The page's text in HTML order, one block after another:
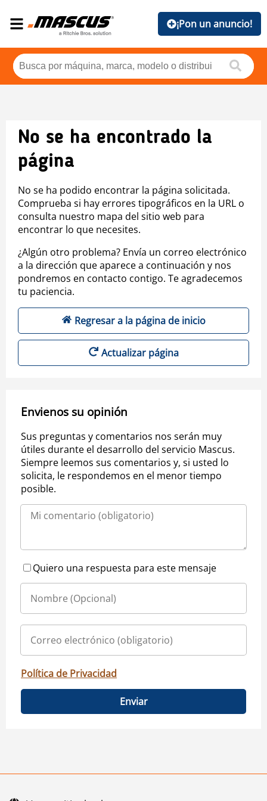
¡Pon un anuncio!
No se ha encontrado la
página
No se ha podido encontrar la página solicitada.
Comprueba si hay errores tipográficos en la URL o
consulta nuestro mapa del sitio web para
encontrar lo que necesites.
¿Algún otro problema? Envía un correo electrónico
a la dirección que aparece a continuación y nos
pondremos en contacto contigo. Te agradecemos
tu paciencia.
Regresar a la página de inicio
Actualizar página
Envienos su opinión
Sus preguntas y comentarios nos serán muy
útiles durante el desarrollo del servicio Mascus.
Siempre leemos sus comentarios y, si usted lo
solicita, le respondemos en el menor tiempo
posible.
Quiero una respuesta para este mensaje
Política de Privacidad
Enviar